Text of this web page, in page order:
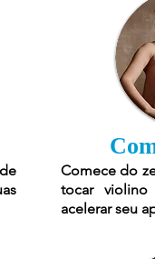
Comece do
tocar
acelerar seu